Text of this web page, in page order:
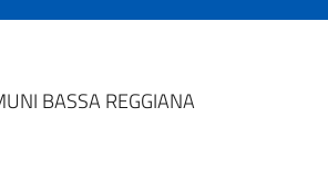
BASSA REGGIANA